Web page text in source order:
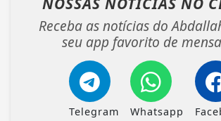
NOSSAS NOTÍCIAS NO
Receba as notícias do
seu app favorito de
Telegram Whatsapp